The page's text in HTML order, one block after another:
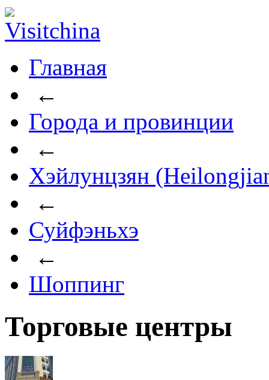
Главная
←
Города и провинции
←
Хэйлунцзян
←
Суйфэньхэ
←
Шоппинг
Торговые центры